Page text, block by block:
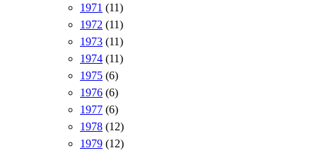
1971 (11)
1972 (11)
1973 (11)
1974 (11)
1975 (6)
1976 (6)
1977 (6)
1978 (12)
1979 (12)